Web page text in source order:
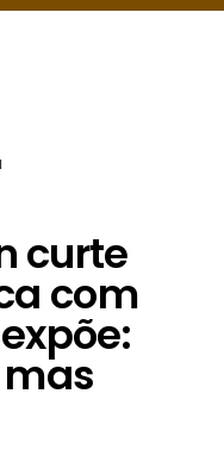
curte
com
mas